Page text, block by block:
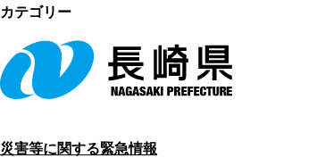
災害等に関する緊急情報
カテゴリー